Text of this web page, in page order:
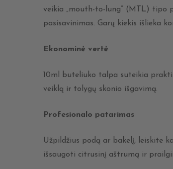
veikia „mouth-to-lung“ (MTL) tipo
pasisavinimas. Garų kiekis išlieka
Ekonominė vertė
10ml buteliuko talpa suteikia
veiklą ir tolygų skonio išgavimą.
Profesionalo patarimas
Užpildžius podą ar bakelį, leiskite
išsaugoti citrusinį aštrumą ir